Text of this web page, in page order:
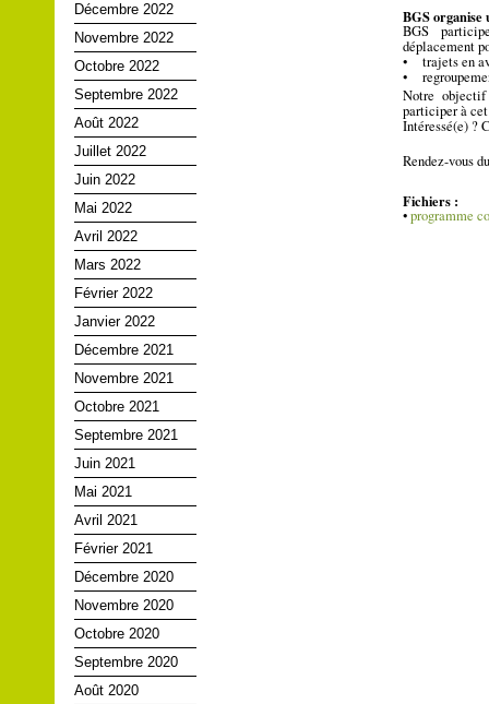
Décembre 2022
Novembre 2022
Octobre 2022
Septembre 2022
Août 2022
Juillet 2022
Juin 2022
Mai 2022
Avril 2022
Mars 2022
Février 2022
Janvier 2022
Décembre 2021
Novembre 2021
Octobre 2021
Septembre 2021
Juin 2021
Mai 2021
Avril 2021
Février 2021
Décembre 2020
Novembre 2020
Octobre 2020
Septembre 2020
Août 2020
BGS organise
BGS
déplacement
• trajets en
•
Notre objectif
participer à
Intéressé(e) ?
Rendez-vous
Fichiers :
•programme